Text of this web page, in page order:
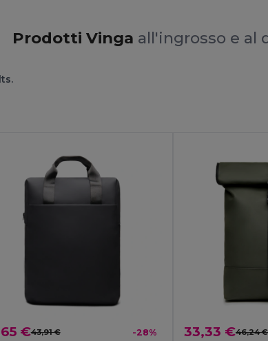
Prodotti Vinga all'ingrosso e al
€43,91 € -28% 33,33 €46,24 €